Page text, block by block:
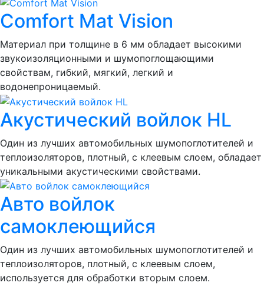
Comfort Mat Vision
Материал при толщине в 6 мм обладает высокими
звукоизоляционными и шумопоглощающими
свойствам, гибкий, мягкий, легкий и
водонепроницаемый.
Акустический войлок HL
Один из лучших автомобильных шумопоглотителей и
теплоизоляторов, плотный, с клеевым слоем, обладает
уникальными акустическими свойствами.
Авто войлок
самоклеющийся
Один из лучших автомобильных шумопоглотителей и
теплоизоляторов, плотный, с клеевым слоем,
используется для обработки вторым слоем.